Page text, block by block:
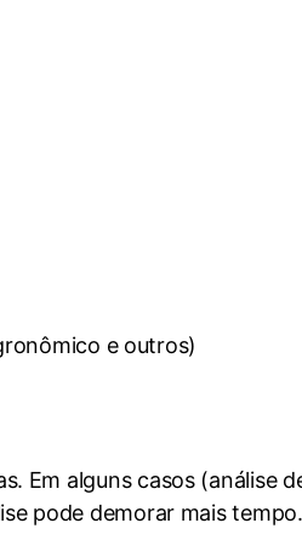
e outros)
Em alguns casos (análise
pode demorar mais tempo.